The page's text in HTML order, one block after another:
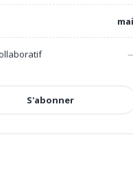
S'abonner